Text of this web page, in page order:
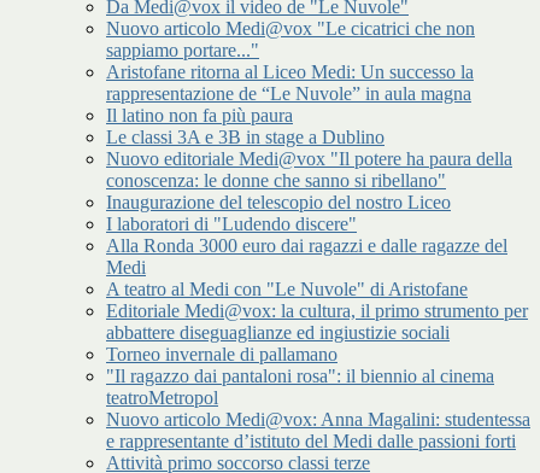
Da Medi@vox il video de "Le Nuvole"
Nuovo articolo Medi@vox "Le cicatrici che non
sappiamo portare..."
Aristofane ritorna al Liceo Medi: Un successo la
rappresentazione de “Le Nuvole” in aula magna
Il latino non fa più paura
Le classi 3A e 3B in stage a Dublino
Nuovo editoriale Medi@vox "Il potere ha paura della
conoscenza: le donne che sanno si ribellano"
Inaugurazione del telescopio del nostro Liceo
I laboratori di "Ludendo discere"
Alla Ronda 3000 euro dai ragazzi e dalle ragazze del
Medi
A teatro al Medi con "Le Nuvole" di Aristofane
Editoriale Medi@vox: la cultura, il primo strumento per
abbattere diseguaglianze ed ingiustizie sociali
Torneo invernale di pallamano
"Il ragazzo dai pantaloni rosa": il biennio al cinema
teatroMetropol
Nuovo articolo Medi@vox: Anna Magalini: studentessa
e rappresentante d’istituto del Medi dalle passioni forti
Attività primo soccorso classi terze